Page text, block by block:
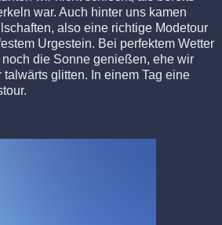
war. Auch hinter uns kamen
also eine richtige Modetour
Urgestein. Bei perfektem Wetter
die Sonne genießen, ehe wir
glitten. In einem Tag eine